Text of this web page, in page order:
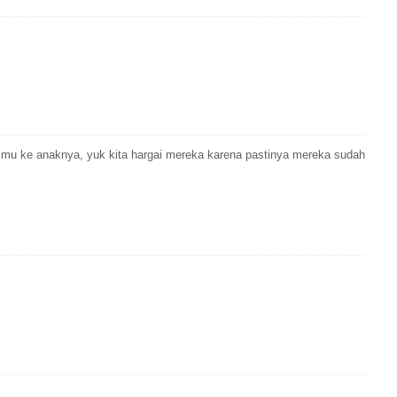
ke anaknya, yuk kita hargai mereka karena pastinya mereka sudah